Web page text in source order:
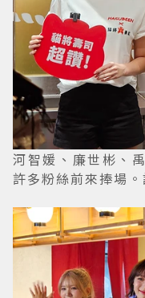
河智媛、廉世彬、
許多粉絲前來捧場